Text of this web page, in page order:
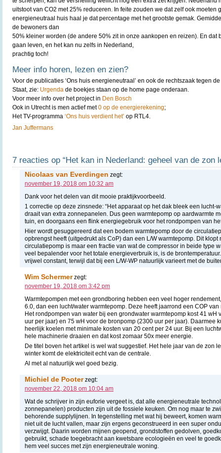
uitstoot van CO2 met 25% reduceren. In feite zouden we dat zelf ook moeten
energieneutraal huis haal je dat percentage met het grootste gemak.
de bewoners dan
50% kleiner worden (de andere 50% zit in onze aankopen en reizen). En dat
gaan leven, en het kan nu zelfs in Nederland,
prachtig toch!
Meer info horen, lezen en zien?
Voor de publicaties ‘Ons huis energieneutraal’ en ook de rechtszaak tegen de
Staat, zie: Urgenda de boekjes staan op de home page onderaan.
Voor meer info over het project in Den Bosch
Ook in Utrecht is men actief met0 op de energierekening;
Het TV-programma ‘Ons huis verdient het’ op RTL4.
Jan Juffermans
7 reacties op “Het kan in Nederland: geheel van de zon
Nicolaas van Everdingen zegt:
november 19, 2018 om 10:32 am
Dank voor het delen van dit mooie praktijkvoorbeeld.
1 correctie op deze zinsnede: “Het apparaat op het dak bleek een lucht-
draait van extra zonnepanelen. Dus geen warmtepomp op aardwarmte
tuin, en doorgaans een flink energiegebruik voor het rondpompen van
Hier wordt gesuggereerd dat een bodem warmtepomp door de
opbrengst heeft (uitgedrukt als CoP) dan een L/W warmtepomp. Dit klopt
circulatiepomp is maar een fractie van wat de compressor in beide type
veel bepalender voor het totale energieverbruik is, is de
vrijwel constant, terwijl dat bij een L/W-WP natuurlijk varieert met de
Wim Schermerzegt:
november 19, 2018 om 3:42 pm
Warmtepompen met een grondboring hebben een veel hoger
6.0, dan een lucht/water warmtepomp. Deze heeft jaarrond een COP van
Het rondpompen van water bij een grondwater warmtepomp kost 41 wH
uur per jaar) en 75 wH voor de bronpomp (2300 uur per jaar). Daarmee
heerlijk koelen met minimale kosten van 20 cent per 24 uur. Bij een
hele machinerie draaien en dat kost zomaar 50x meer energie.
De titel boven het artikel is wel wat suggestief. Het hele jaar van de zon
winter komt de elektriciteit echt van de centrale.
Al met al natuurlijk wel goed bezig.
Michiel de Pooterzegt:
november 22, 2018 om 10:04 am
Wat de schrijver in zijn euforie vergeet is, dat alle energieneutrale
zonnepanelen) producten zijn uit de fossiele keuken. Om nog maar te
behorende supplylijnen. In tegenstelling met wat hij beweert, komen
niet uit de lucht vallen, maar zijn ergens geconstrueerd in een super
verzwijgt. Daarin worden mijnen geopend, grondstoffen gedolven,
gebruikt, schade toegebracht aan kwetsbare ecologieën en veel te
hem veel succes met zijn energieneutrale woning.